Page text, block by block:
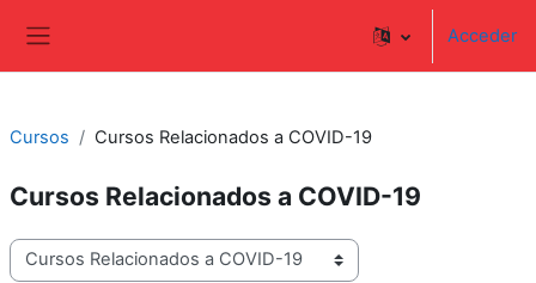
Acceder
Cursos Cursos Relacionados a COVID-19
Cursos Relacionados a COVID-19
Categorías